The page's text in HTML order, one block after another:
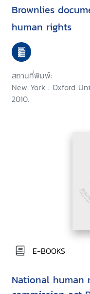
Brownlies
human rights
สถานที่พิมพ์:
New York : Oxford
2010.
E-BOOKS
National human